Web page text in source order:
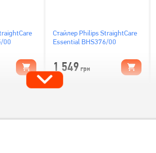
00
Стайлер Philips StraightCare
Essential BHS376/00
1 549 грн